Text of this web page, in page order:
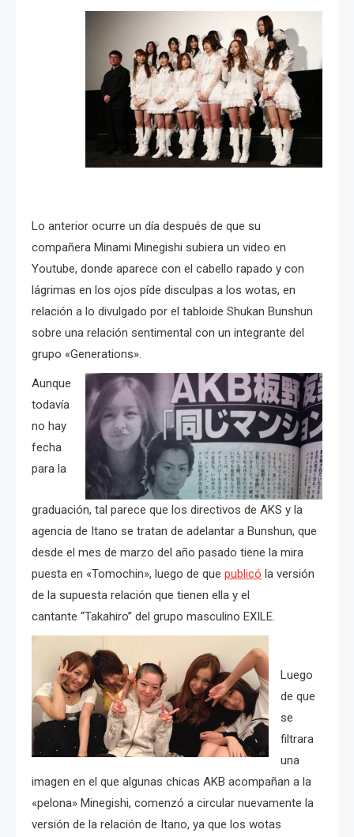
Lo anterior ocurre un día después de que su
compañera Minami Minegishi subiera un video en
Youtube, donde aparece con el cabello rapado y con
lágrimas en los ojos píde disculpas a los wotas, en
relación a lo divulgado por el tabloide Shukan Bunshun
sobre una relación sentimental con un integrante del
grupo «Generations».
Aunque
todavía
no hay
fecha
para la
graduación, tal parece que los directivos de AKS y la
agencia de Itano se tratan de adelantar a Bunshun, que
desde el mes de marzo del año pasado tiene la mira
puesta en «Tomochin», luego de que publicó la versión
de la supuesta relación que tienen ella y el
cantante “Takahiro” del grupo masculino EXILE.
Luego
de que
se
filtrara
una
imagen en el que algunas chicas AKB acompañan a la
«pelona» Minegishi, comenzó a circular nuevamente la
versión de la relación de Itano, ya que los wotas